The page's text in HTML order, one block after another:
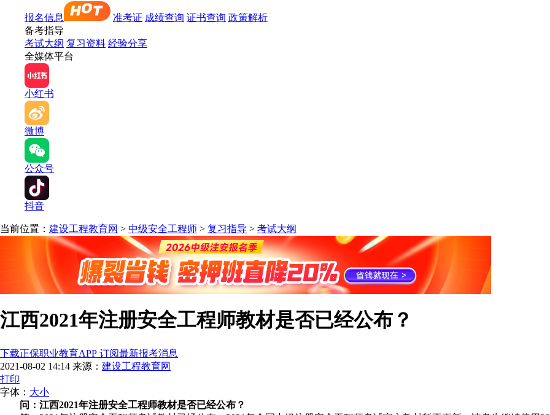
报名信息 准考证 成绩查询 证书查询 政策解析
备考指导
考试大纲 复习资料 经验分享
全媒体平台
小红书
微博
公众号
抖音
当前位置： 建设工程教育网 > 中级安全工程师 > 复习指导 > 考试大纲
江西2021年注册安全工程师教材是否已经公布？
下载正保职业教育APP 订阅最新报考消息
2021-08-02 14:14 来源： 建设工程教育网
打印
字体： 大小
问：江西2021年注册安全工程师教材是否已经公布？